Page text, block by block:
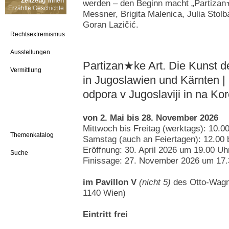
Erzählte Geschichte
Rechtsextremismus
Ausstellungen
Vermittlung
Themenkatalog
Suche
werden – den Beginn macht
Messner, Brigita Malenica, Julia
Goran Lazičić.
Partizan★ke Art. Die Kunst
in Jugoslawien und Kärnten
odpora v Jugoslaviji in na
von 2. Mai bis 28. November 2026
Mittwoch bis Freitag (werktags):
Samstag (auch an Feiertagen): 12.00
Eröffnung: 30. April 2026 um 19.00
Finissage: 27. November 2026 um
im Pavillon V (nicht 5) des Otto-
1140 Wien)
Eintritt frei